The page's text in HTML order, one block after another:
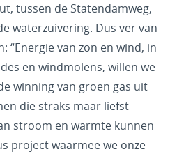
tussen de Statendamweg,
waterzuivering. Dus ver van
“Energie van zon en wind, in
en windmolens, willen we
winning van groen gas uit
die straks maar liefst
stroom en warmte kunnen
project waarmee we onze